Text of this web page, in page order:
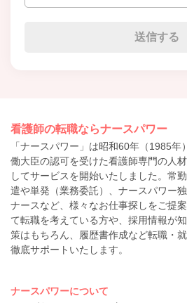
看護師の転職ならナースパワー
「ナースパワー」は昭和60年（1985
働大臣の認可を受けた看護師専門の人
してサービスを開始いたしました。常
遣や単発（業務委託）、ナースパワー
ナースなど、様々なお仕事探しをご提
て転職を考えている方や、採用情報が
策はもちろん、履歴書作成など転職・
徹底サポートいたします。
ナースパワーについて